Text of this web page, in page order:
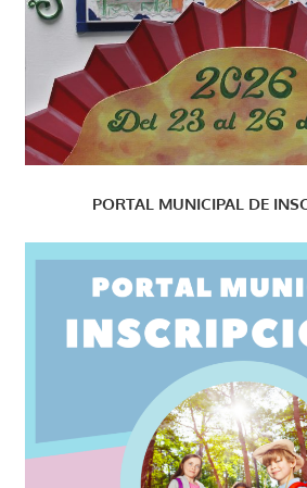
PORTAL MUNICIPAL DE